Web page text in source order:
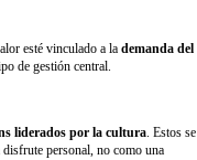
esté vinculado a la demanda del
de gestión central.
liderados por la cultura. Estos se
personal, no como una